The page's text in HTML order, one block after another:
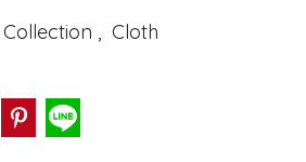
, Cloth